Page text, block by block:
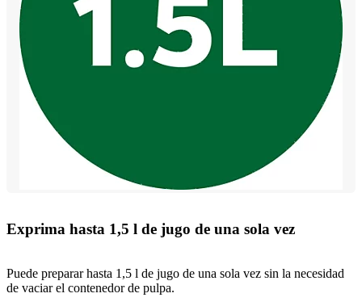
Exprima hasta 1,5 l de jugo de una sola vez
Puede preparar hasta 1,5 l de jugo de una sola vez sin la necesidad
de vaciar el contenedor de pulpa.